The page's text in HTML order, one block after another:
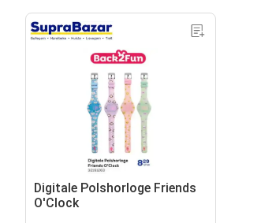
Digitale Polshorloge Friends
O'Clock